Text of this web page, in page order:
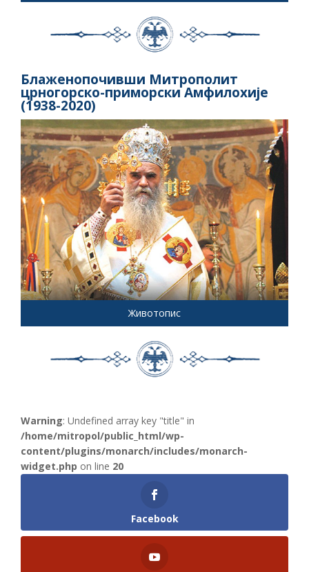
Блаженопочивши Митрополит
црногорско-приморски Амфилохије
(1938-2020)
Животопис
Warning: Undefined array key "title" in
/home/mitropol/public_html/wp-
content/plugins/monarch/includes/monarch-
widget.php on line 20
Facebook